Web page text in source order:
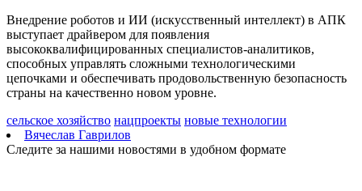
Внедрение роботов и ИИ (искусственный интеллект) в АПК
выступает драйвером для появления
высококвалифицированных специалистов-аналитиков,
способных управлять сложными технологическими
цепочками и обеспечивать продовольственную безопасность
страны на качественно новом уровне.
сельское хозяйство нацпроекты новые технологии
Вячеслав Гаврилов
Следите за нашими новостями в удобном формате